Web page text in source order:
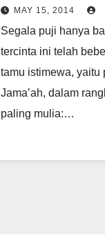
MAY 15, 2014
Segala puji hanya
tercinta ini telah
tamu istimewa, yaitu
Jama’ah, dalam
paling mulia:…